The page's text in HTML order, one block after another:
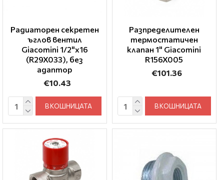
Радиаторен секретен
ъглов вентил
Giacomini 1/2"x16
(R29X033), без
адаптор
€10.43
В КОШНИЦАТА
Разпределителен
термостатичен
клапан 1" Giacomini
R156X005
€101.36
В КОШНИЦАТА